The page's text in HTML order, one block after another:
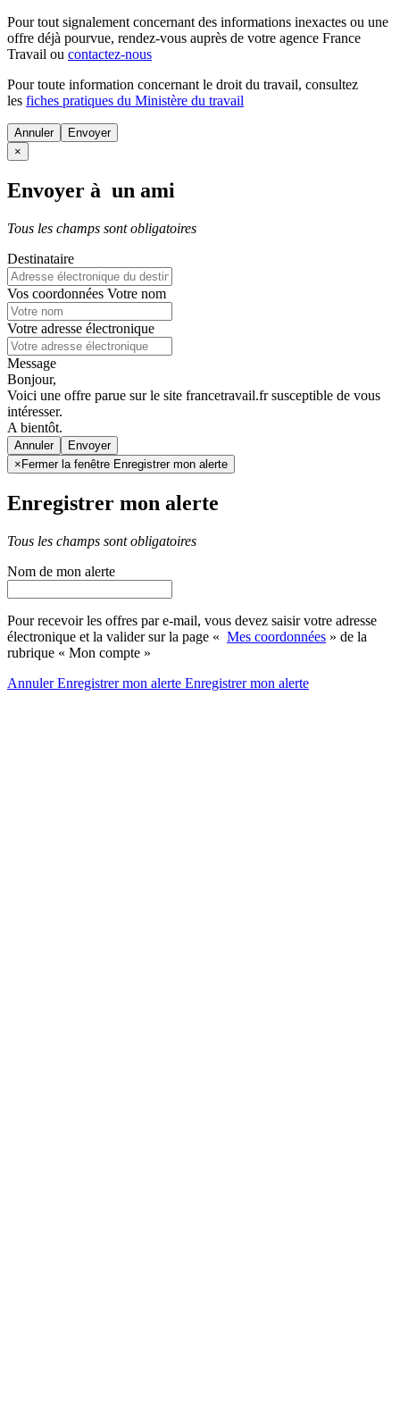
Pour tout signalement concernant des informations inexactes ou une
offre déjà pourvue, rendez-vous auprès de votre agence France
Travail ou contactez-nous
Pour toute information concernant le droit du travail, consultez
les fiches pratiques du Ministère du travail
Annuler
×
Envoyer à un ami
Tous les champs sont obligatoires
Destinataire
Vos coordonnées Votre nom
Votre adresse électronique
Message
Bonjour,
Voici une offre parue sur le site francetravail.fr susceptible de vous
intéresser.
A bientôt.
Annuler
× Fermer la fenêtre Enregistrer mon alerte
Enregistrer mon alerte
Tous les champs sont obligatoires
Nom de mon alerte
Pour recevoir les offres par e-mail, vous devez saisir votre adresse
électronique et la valider sur la page « Mes coordonnées » de la
rubrique « Mon compte »
AnnulerEnregistrer mon alerte Enregistrermon alerte